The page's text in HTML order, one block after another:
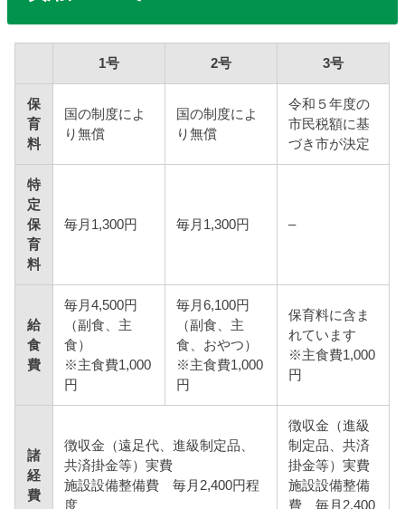
1号 2号 3号
保
育
料
国の制度によ
り無償
国の制度によ
り無償
令和５年度の
市民税額に基
づき市が決定
特
定
保
育
料
毎月1,300円 毎月1,300円 –
給
食
費
毎月4,500円
（副食、主
食）
※主食費1,000
円
毎月6,100円
（副食、主
食、おやつ）
※主食費1,000
円
保育料に含ま
れています
※主食費1,000
円
諸
経
費
徴収金（遠足代、進級制定品、
共済掛金等）実費
施設設備整備費 毎月2,400円程
度
徴収金（進級
制定品、共済
掛金等）実費
施設設備整備
費 毎月2,400